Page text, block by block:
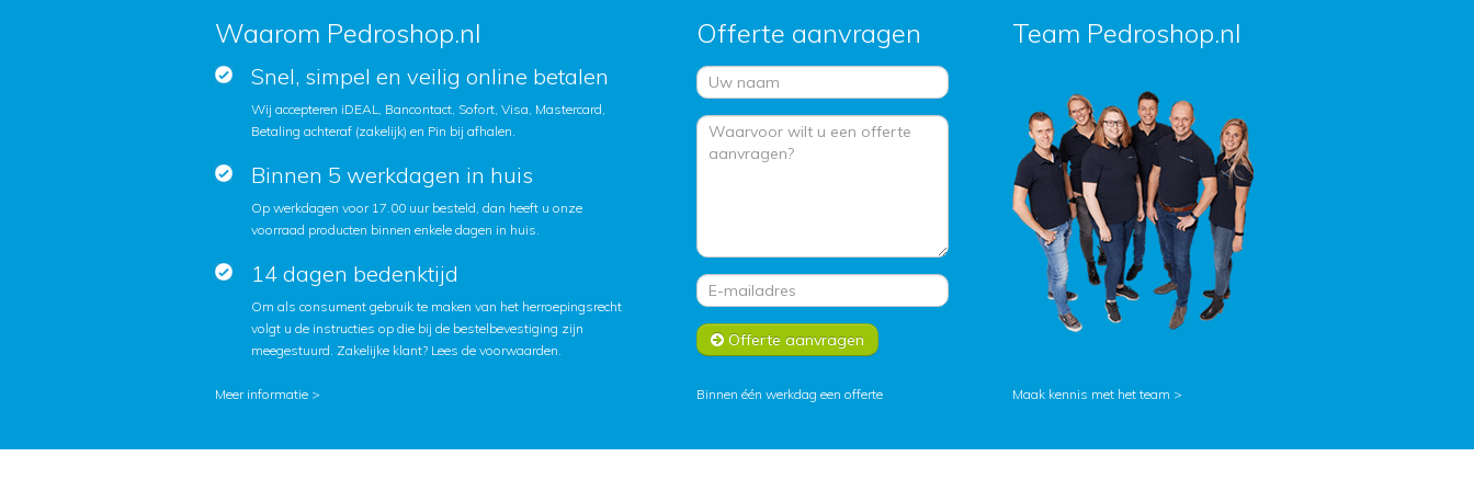
Waarom Pedroshop.nl
Snel, simpel en veilig online betalen
Wij accepteren iDEAL, Bancontact, Sofort, Visa, Mastercard,
Betaling achteraf (zakelijk) en Pin bij afhalen.
Binnen 5 werkdagen in huis
Op werkdagen voor 17.00 uur besteld, dan heeft u onze
voorraad producten binnen enkele dagen in huis.
14 dagen bedenktijd
Om als consument gebruik te maken van het herroepingsrecht
volgt u de instructies op die bij de bestelbevestiging zijn
meegestuurd. Zakelijke klant? Lees de voorwaarden.
Offerte aanvragen
Offerte aanvragen
Team Pedroshop.nl
Meer informatie > Binnen één werkdag een offerte Maak kennis met het team >